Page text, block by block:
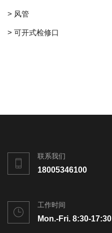
> 风管
> 可开式检修口
联系我们
18005346100
工作时间
Mon.-Fri. 8:30-17:30